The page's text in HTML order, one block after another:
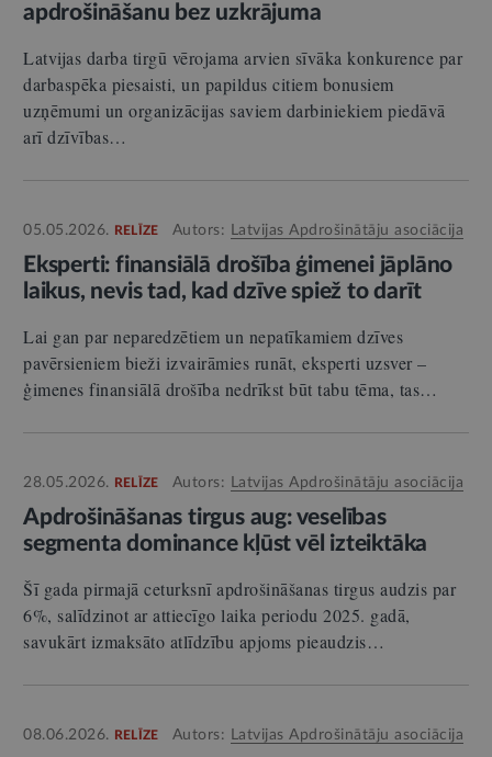
apdrošināšanu bez uzkrājuma
Latvijas darba tirgū vērojama arvien sīvāka konkurence par
darbaspēka piesaisti, un papildus citiem bonusiem
uzņēmumi un organizācijas saviem darbiniekiem piedāvā
arī dzīvības…
05.05.2026. RELĪZE Autors: Latvijas Apdrošinātāju asociācija
Eksperti: finansiālā drošība ģimenei jāplāno
laikus, nevis tad, kad dzīve spiež to darīt
Lai gan par neparedzētiem un nepatīkamiem dzīves
pavērsieniem bieži izvairāmies runāt, eksperti uzsver –
ģimenes finansiālā drošība nedrīkst būt tabu tēma, tas…
28.05.2026. RELĪZE Autors: Latvijas Apdrošinātāju asociācija
Apdrošināšanas tirgus aug: veselības
segmenta dominance kļūst vēl izteiktāka
Šī gada pirmajā ceturksnī apdrošināšanas tirgus audzis par
6%, salīdzinot ar attiecīgo laika periodu 2025. gadā,
savukārt izmaksāto atlīdzību apjoms pieaudzis…
08.06.2026. RELĪZE Autors: Latvijas Apdrošinātāju asociācija